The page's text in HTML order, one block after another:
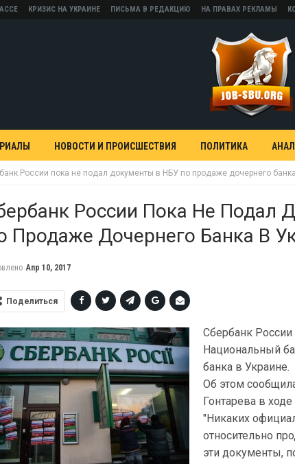
КРИЗИС НА УКРАИНЕ ПИСЬМА В РЕДАКЦИЮ НА ПРАВАХ РЕКЛАМЫ
НОВОСТИ И ПРОИСШЕСТВИЯ ПОЛИТИКА
России пока не подал документы в НБУ по продаже дочернего
России Пока Не Подал
Продаже Дочернего Банка В
Апр 10, 2017
Поделиться
Сбербанк
Национальный
банка в Украине.
Об этом
Гонтарева в
"Никаких
относительно
эти документы,